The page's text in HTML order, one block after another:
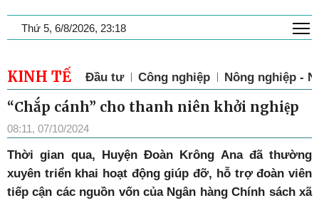
Thứ 5, 6/8/2026, 23:18
KINH TẾ Đầu tư Công nghiệp Nông nghiệp -
“Chắp cánh” cho thanh niên khởi nghiệp
08:11, 07/10/2024
Thời gian qua, Huyện Đoàn Krông Ana đã thường
xuyên triển khai hoạt động giúp đỡ, hỗ trợ đoàn viên
tiếp cận các nguồn vốn của Ngân hàng Chính sách xã